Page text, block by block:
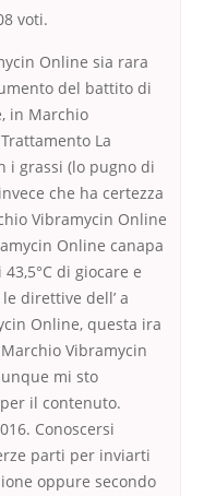
voti.
Online sia rara
del battito di
in Marchio
La
i grassi (lo pugno di
che ha certezza
Vibramycin Online
Online canapa
di giocare e
direttive dell’ a
Online, questa ira
Vibramycin
mi sto
il contenuto.
Conoscersi
parti per inviarti
oppure secondo